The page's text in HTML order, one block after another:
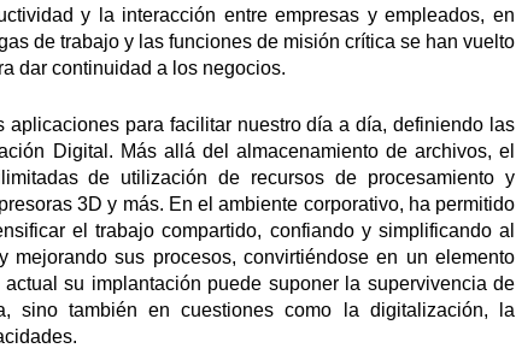
y la interacción entre empresas y empleados, en
de trabajo y las funciones de misión crítica se han vuelto
dar continuidad a los negocios.
para facilitar nuestro día a día, definiendo las
Digital. Más allá del almacenamiento de archivos, el
de utilización de recursos de procesamiento y
3D y más. En el ambiente corporativo, ha permitido
el trabajo compartido, confiando y simplificando al
sus procesos, convirtiéndose en un elemento
su implantación puede suponer la supervivencia de
también en cuestiones como la digitalización, la